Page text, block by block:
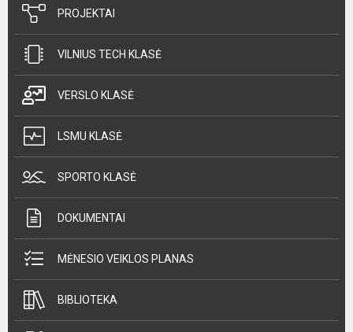
PROJEKTAI
VILNIUS TECH KLASĖ
VERSLO KLASĖ
LSMU KLASĖ
SPORTO KLASĖ
DOKUMENTAI
MĖNESIO VEIKLOS PLANAS
BIBLIOTEKA